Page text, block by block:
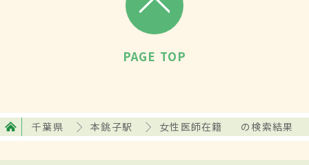
PAGE TOP
千葉県 本銚子駅 女性医師在籍 の検索結果